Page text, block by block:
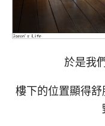
於是我
樓下的位置顯得